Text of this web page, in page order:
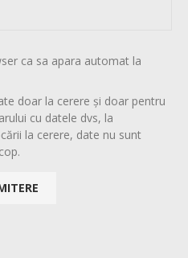
ca sa apara automat la
doar la cerere și doar pentru
cu datele dvs, la
la cerere, date nu sunt